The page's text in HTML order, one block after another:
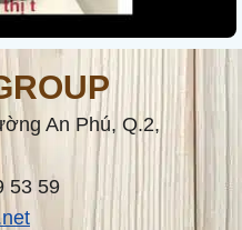
An Phú, Q.2,
53 59